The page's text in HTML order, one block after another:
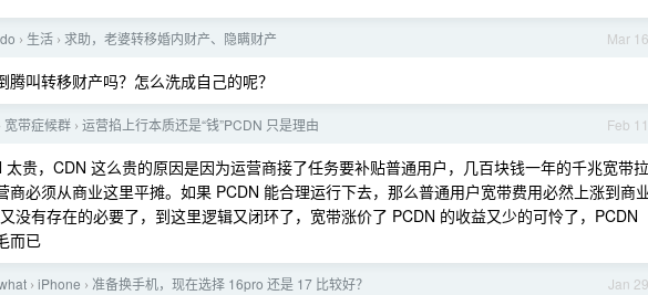
Mar 16
› 生活 › 求助，老婆转移婚内财产、隐瞒财产
叫转移财产吗？怎么洗成自己的呢？
Feb 11
宽带症候群 › 运营掐上行本质还是“钱”PCDN 只是理由
太贵，CDN 这么贵的原因是因为运营商接了任务要补贴普通用户，几百块钱一年的千兆宽带拉
商必须从商业这里平摊。如果 PCDN 能合理运行下去，那么普通用户宽带费用必然上涨到商
没有存在的必要了，到这里逻辑又闭环了，宽带涨价了 PCDN 的收益又少的可怜了，PCDN
而已
Jan 29
› iPhone › 准备换手机，现在选择 16pro 还是 17 比较好？